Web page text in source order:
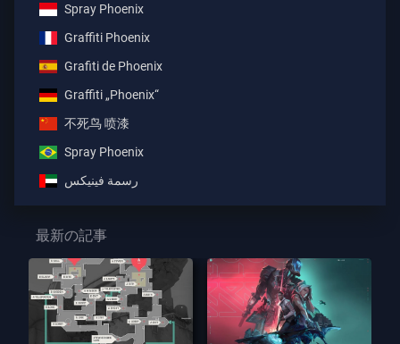
Spray Phoenix
Graffiti Phoenix
Grafiti de Phoenix
Graffiti „Phoenix“
不死鸟 喷漆
Spray Phoenix
رسمة فينيكس
最新の記事